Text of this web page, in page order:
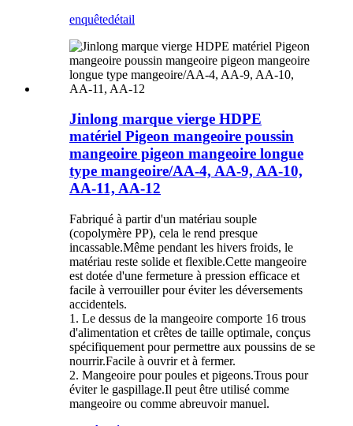
enquêtedétail
Jinlong marque vierge HDPE
matériel Pigeon mangeoire poussin
mangeoire pigeon mangeoire longue
type mangeoire/AA-4, AA-9, AA-10,
AA-11, AA-12
Fabriqué à partir d'un matériau souple
(copolymère PP), cela le rend presque
incassable.Même pendant les hivers froids, le
matériau reste solide et flexible.Cette mangeoire
est dotée d'une fermeture à pression efficace et
facile à verrouiller pour éviter les déversements
accidentels.
1. Le dessus de la mangeoire comporte 16 trous
d'alimentation et crêtes de taille optimale, conçus
spécifiquement pour permettre aux poussins de se
nourrir.Facile à ouvrir et à fermer.
2. Mangeoire pour poules et pigeons.Trous pour
éviter le gaspillage.Il peut être utilisé comme
mangeoire ou comme abreuvoir manuel.